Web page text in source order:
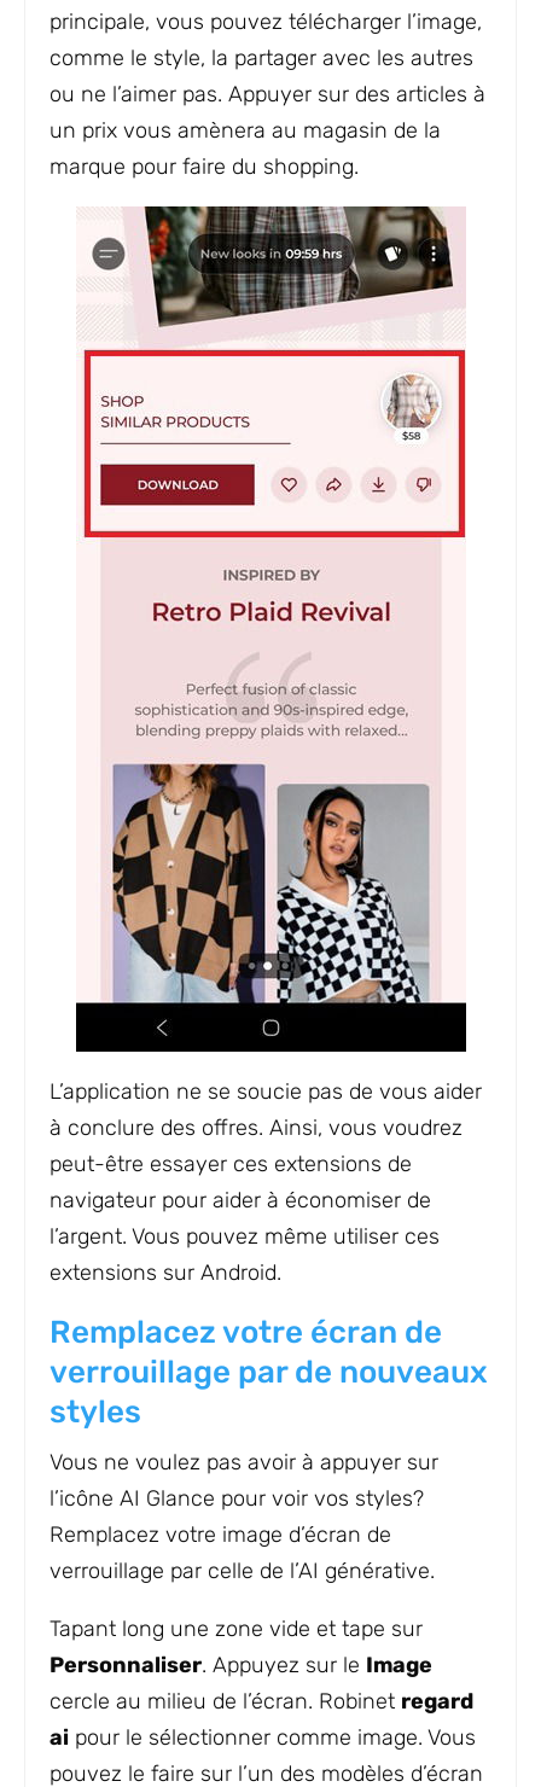
principale, vous pouvez télécharger l’image,
comme le style, la partager avec les autres
ou ne l’aimer pas. Appuyer sur des articles à
un prix vous amènera au magasin de la
marque pour faire du shopping.
L’application ne se soucie pas de vous aider
à conclure des offres. Ainsi, vous voudrez
peut-être essayer ces extensions de
navigateur pour aider à économiser de
l’argent. Vous pouvez même utiliser ces
extensions sur Android.
Remplacez votre écran de
verrouillage par de nouveaux
styles
Vous ne voulez pas avoir à appuyer sur
l’icône AI Glance pour voir vos styles?
Remplacez votre image d’écran de
verrouillage par celle de l’AI générative.
Tapant long une zone vide et tape sur
Personnaliser. Appuyez sur le Image
cercle au milieu de l’écran. Robinet regard
ai pour le sélectionner comme image. Vous
pouvez le faire sur l’un des modèles d’écran